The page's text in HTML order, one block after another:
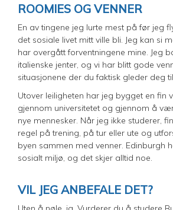
ROOMIES OG VENNER
En av tingene jeg lurte mest på før jeg
det sosiale livet mitt ville bli. Jeg kan si
har overgått forventningene mine. Jeg
italienske jenter, og vi har blitt gode
situasjonene der du faktisk gleder deg
Utover leiligheten har jeg bygget en fin
gjennom universitetet og gjennom å
nye mennesker. Når jeg ikke studerer,
regel på trening, på tur eller ute og
byen sammen med venner. Edinburgh
sosialt miljø, og det skjer alltid noe.
VIL JEG ANBEFALE DET?